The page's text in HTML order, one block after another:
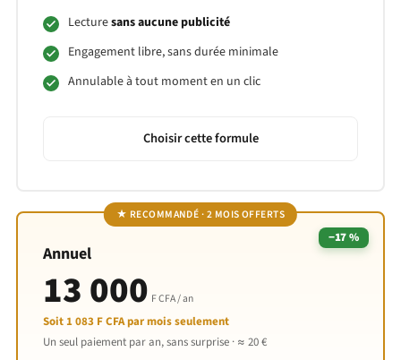
Lecturesans aucune publicité
Engagement libre, sans durée minimale
Annulable à tout moment en un clic
Choisir cette formule
★ RECOMMANDÉ · 2 MOIS OFFERTS
−17 %
Annuel
13 000 F CFA / an
Soit 1 083 F CFA par moisseulement
Un seul paiement par an, sans surprise · ≈ 20 €